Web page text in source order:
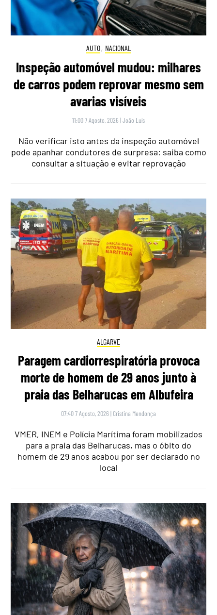
AUTO, NACIONAL
Inspeção automóvel mudou: milhares
de carros podem reprovar mesmo sem
avarias visíveis
11:00 7 Agosto, 2026 |João Luís
Não verificar isto antes da inspeção automóvel
pode apanhar condutores de surpresa: saiba como
consultar a situação e evitar reprovação
ALGARVE
Paragem cardiorrespiratória provoca
morte de homem de 29 anos junto à
praia das Belharucas em Albufeira
07:40 7 Agosto, 2026 | Cristina Mendonça
VMER, INEM e Polícia Marítima foram mobilizados
para a praia das Belharucas, mas o óbito do
homem de 29 anos acabou por ser declarado no
local